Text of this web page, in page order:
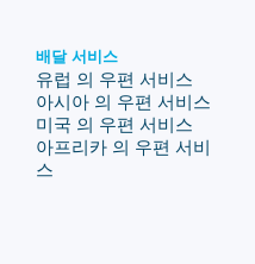
배달 서비스
유럽 의 우편 서비스
아시아 의 우편 서비스
미국 의 우편 서비스
아프리카 의 우편 서비
스